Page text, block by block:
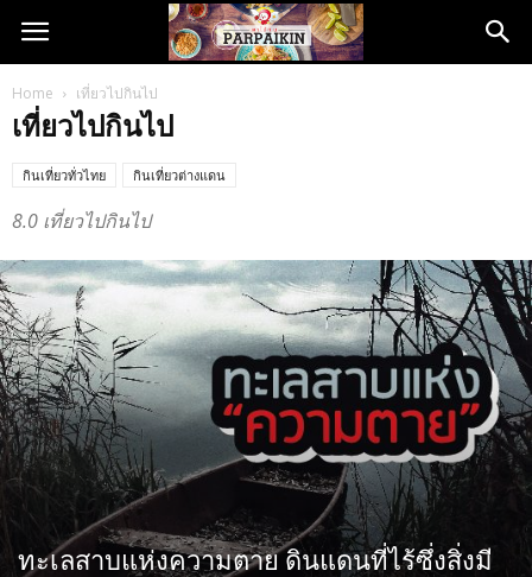
Home เที่ยวไปกินไป
เที่ยวไปกินไป
กินเที่ยวทั่วไทย กินเที่ยวต่างแดน
8.0 เที่ยวไปกินไป
ทะเลสาบแห่งความตาย ดินแดนที่ไร้ซึ่งสิ่งมี